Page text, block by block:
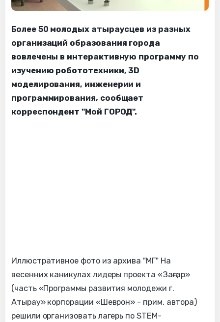
Более 50 молодых атыраусцев из разных
организаций образования города
вовлечены в интерактивную программу по
изучению робототехники, 3D
моделирования, инженерии и
программирования, сообщает
корреспондент "Мой ГОРОД".
Иллюстративное фото из архива "МГ" На
весенних каникулах лидеры проекта «Заңғар»
(часть «Программы развития молодежи г.
Атырау» корпорации «Шеврон» - прим. автора)
решили организовать лагерь по STEM-